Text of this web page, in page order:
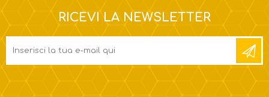
RICEVI LA NEWSLETTER